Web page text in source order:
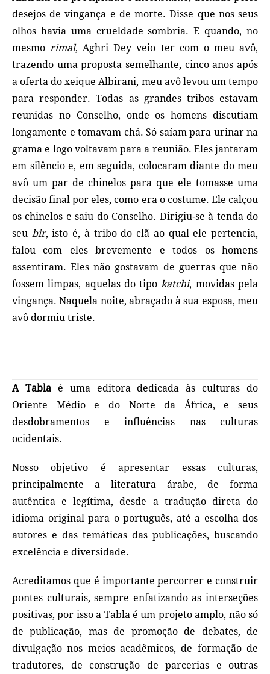
desejos de vingança e de morte. Disse que nos seus
olhos havia uma crueldade sombria. E quando, no
mesmo rimal, Aghri Dey veio ter com o meu avô,
trazendo uma proposta semelhante, cinco anos após
a oferta do xeique Albirani, meu avô levou um tempo
para responder. Todas as grandes tribos estavam
reunidas no Conselho, onde os homens discutiam
longamente e tomavam chá. Só saíam para urinar na
grama e logo voltavam para a reunião. Eles jantaram
em silêncio e, em seguida, colocaram diante do meu
avô um par de chinelos para que ele tomasse uma
decisão final por eles, como era o costume. Ele calçou
os chinelos e saiu do Conselho. Dirigiu‑se à tenda do
seu bir, isto é, à tribo do clã ao qual ele pertencia,
falou com eles brevemente e todos os homens
assentiram. Eles não gostavam de guerras que não
fossem limpas, aquelas do tipo katchi, movidas pela
vingança. Naquela noite, abraçado à sua esposa, meu
avô dormiu triste.
A Tablaé uma editora dedicada às culturas do
Oriente Médio e do Norte da África, e seus
desdobramentos e influências nas culturas
ocidentais.
Nosso objetivo é apresentar essas culturas,
principalmente a literatura árabe, de forma
autêntica e legítima, desde a tradução direta do
idioma original para o português, até a escolha dos
autores e das temáticas das publicações, buscando
excelência e diversidade.
Acreditamos que é importante percorrer e construir
pontes culturais, sempre enfatizando as interseções
positivas, por isso a Tabla é um projeto amplo, não só
de publicação, mas de promoção de debates, de
divulgação nos meios acadêmicos, de formação de
tradutores, de construção de parcerias e outras